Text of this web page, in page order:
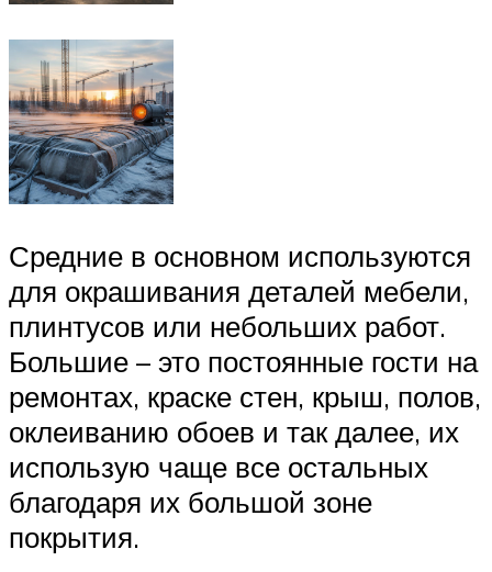
Средние в основном используются
для окрашивания деталей мебели,
плинтусов или небольших работ.
Большие – это постоянные гости на
ремонтах, краске стен, крыш, полов,
оклеиванию обоев и так далее, их
использую чаще все остальных
благодаря их большой зоне
покрытия.